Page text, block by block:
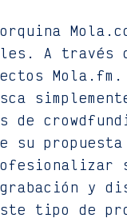
A
Mola.fm.
su
y
tipo de